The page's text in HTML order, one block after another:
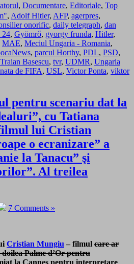
, Documentare, Editoriale, Top
, Adolf Hitler, AFP, agerpres,
onorific, daily telegraph, dan
24, Gyömrő, gyorgy frunda, Hitler,
MAE, Meciul Ungaria - Romania,
, parcul Horthy, PDL, PSD,
Traian Basescu, tvr, UDMR, Ungaria
de FIFA, USL, Victor Ponta, viktor
pentru scenariu dat la
cu Tatiana
lui Cristian
o ecranizare” a
la Tanacu” şi
Al treilea
7 Comments »
Cristian Mungiu – filmul care ar
Palme d’Or pentru